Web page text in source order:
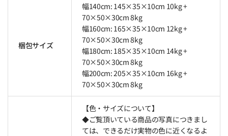
梱包サイズ
幅140cm: 145×35×10cm 10kg +
70×50×30cm 8kg
幅160cm: 165×35×10cm 12kg +
70×50×30cm 8kg
幅180cm: 185×35×10cm 14kg +
70×50×30cm 8kg
幅200cm: 205×35×10cm 16kg +
70×50×30cm 8kg
【色・サイズについて】
◆ご覧頂いている商品の写真につきまし
ては、できるだけ実物の色に近くなるよ